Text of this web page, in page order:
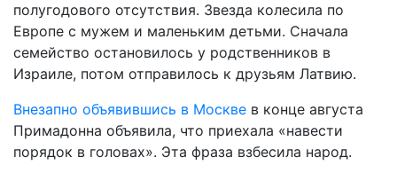
полугодового отсутствия. Звезда колесила по
Европе с мужем и маленьким детьми. Сначала
семейство остановилось у родственников в
Израиле, потом отправилось к друзьям Латвию.
Внезапно объявившись в Москве в конце августа
Примадонна объявила, что приехала «навести
порядок в головах». Эта фраза взбесила народ.